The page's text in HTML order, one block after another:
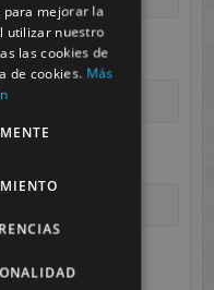
para mejorar la
utilizar nuestro
las cookies de
de cookies. Más